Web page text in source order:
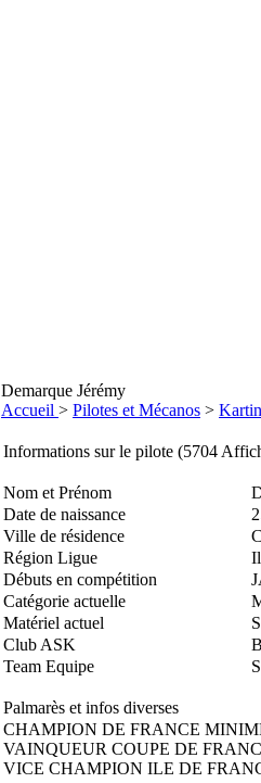
Demarque Jérémy
Accueil > Pilotes et Mécanos >
Informations sur le pilote (5704
Nom et Prénom
Date de naissance
Ville de résidence
Région Ligue
Débuts en compétition
Catégorie actuelle
Matériel actuel
Club ASK
Team Equipe
Palmarès et infos diverses
CHAMPION DE FRANCE
VAINQUEUR COUPE DE
VICE CHAMPION ILE DE